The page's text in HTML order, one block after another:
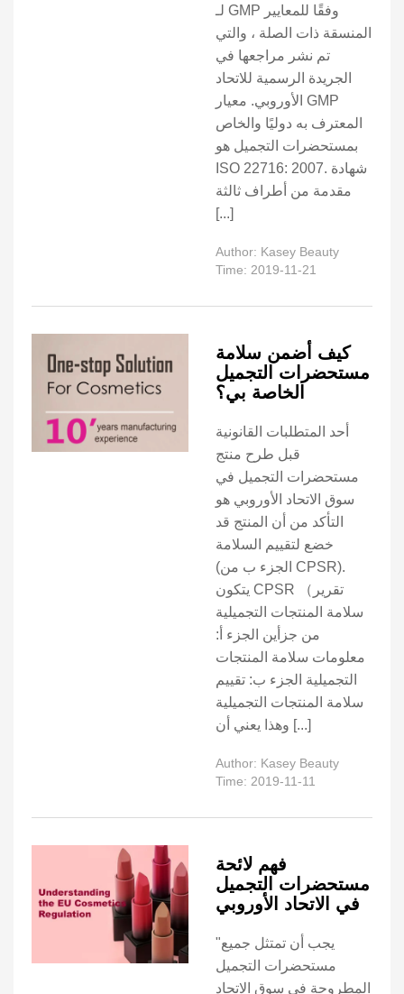
لـ GMP وفقًا للمعايير
المنسقة ذات الصلة ، والتي
تم نشر مراجعها في
الجريدة الرسمية للاتحاد
الأوروبي. معيار GMP
المعترف به دوليًا والخاص
بمستحضرات التجميل هو
ISO 22716: 2007. شهادة
مقدمة من أطراف ثالثة
[...]
Author: Kasey Beauty
Time: 2019-11-21
كيف أضمن سلامة
مستحضرات التجميل
الخاصة بي؟
أحد المتطلبات القانونية
قبل طرح منتج
مستحضرات التجميل في
سوق الاتحاد الأوروبي هو
التأكد من أن المنتج قد
خضع لتقييم السلامة
(الجزء ب من CPSR).
يتكون CPSR （تقرير
سلامة المنتجات التجميلية
من جزأين الجزء أ:
معلومات سلامة المنتجات
التجميلية الجزء ب: تقييم
سلامة المنتجات التجميلية
وهذا يعني أن [...]
Author: Kasey Beauty
Time: 2019-11-11
فهم لائحة
مستحضرات التجميل
في الاتحاد الأوروبي
"يجب أن تمتثل جميع
مستحضرات التجميل
المطروحة في سوق الاتحاد